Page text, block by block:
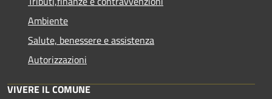
Ambiente
Salute, benessere e assistenza
Autorizzazioni
VIVERE IL COMUNE